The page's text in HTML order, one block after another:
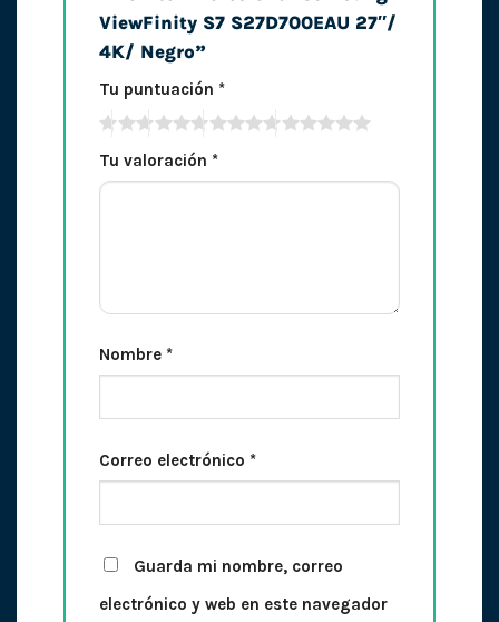
ViewFinity S7 S27D700EAU 27″/
4K/ Negro”
Tu puntuación *
Tu valoración *
Nombre *
Correo electrónico *
Guarda mi nombre, correo
electrónico y web en este navegador